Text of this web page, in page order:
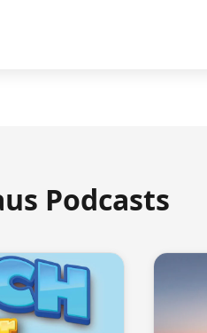
Podcasts